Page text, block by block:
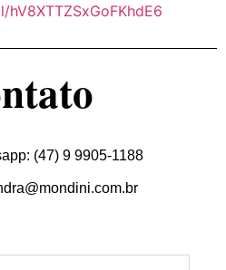
(47) 9 9905-1188